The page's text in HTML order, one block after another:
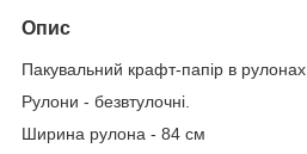
Опис
Пакувальний крафт-папір в рулонах.
Рулони - безвтулочні.
Ширина рулона - 84 см